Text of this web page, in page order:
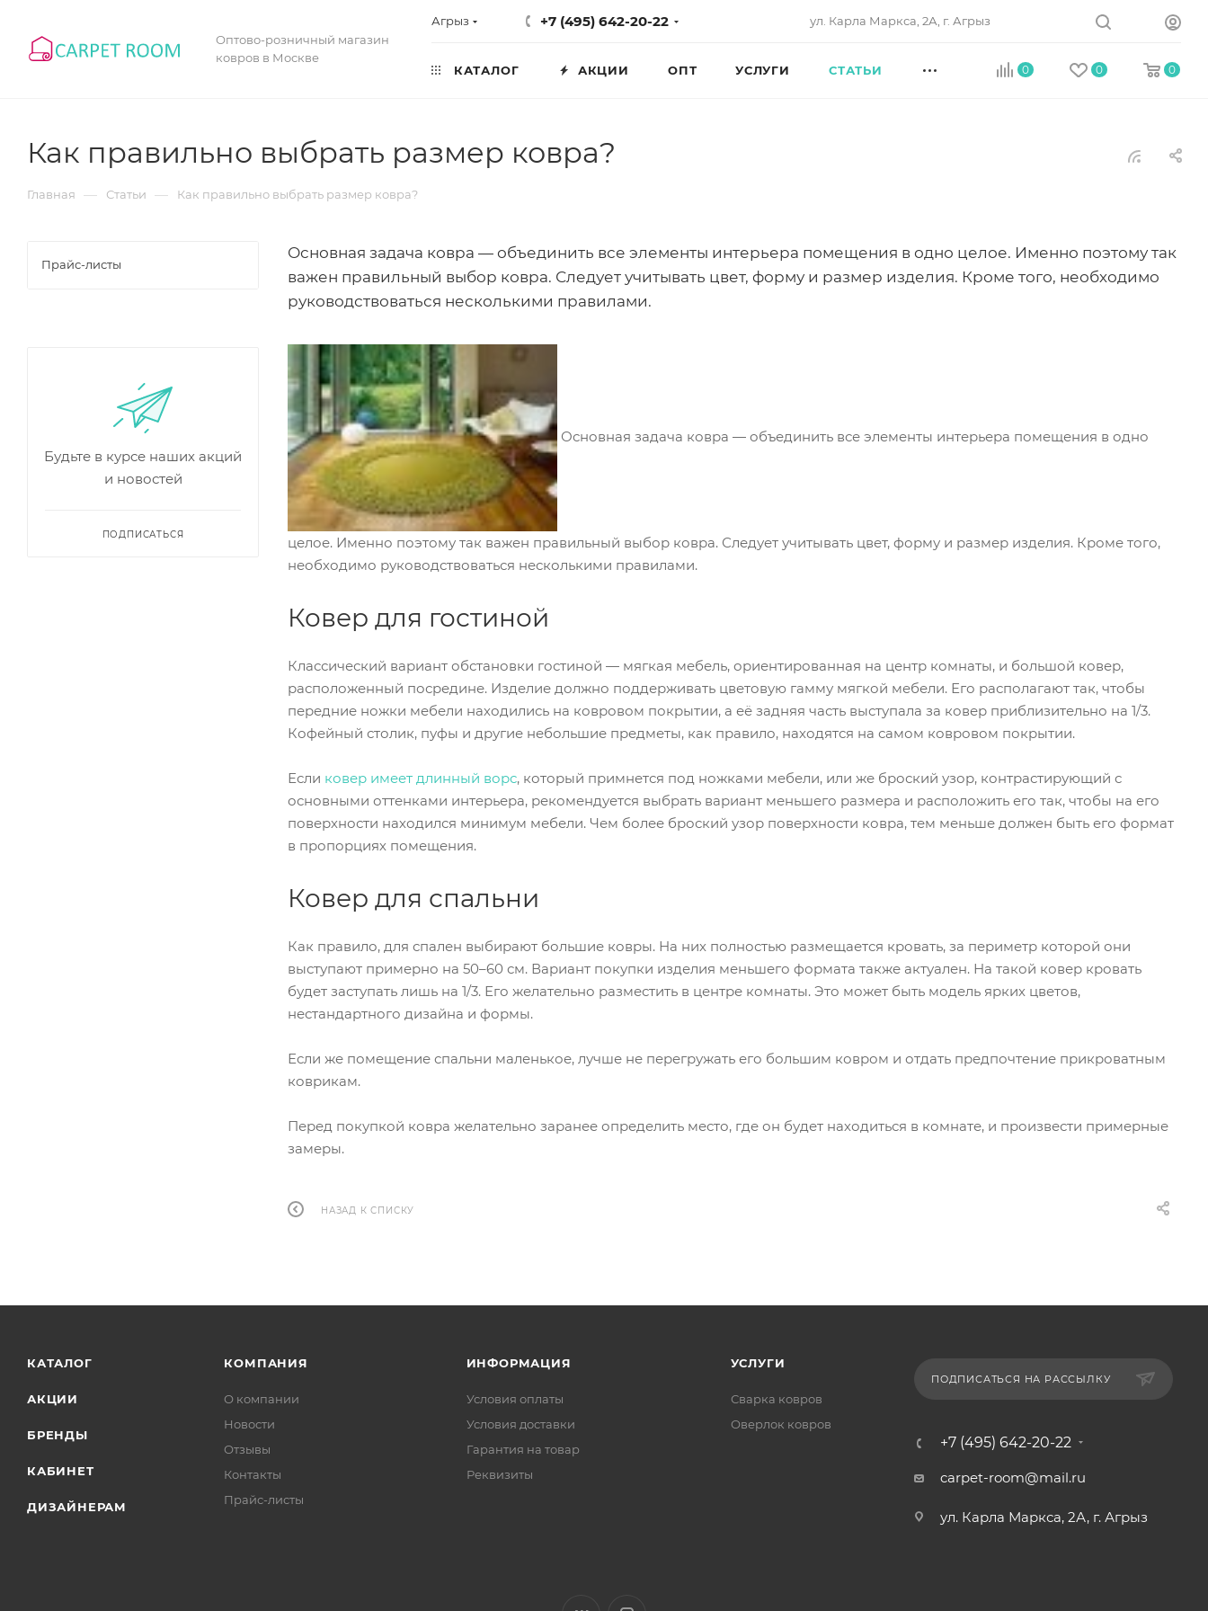
Оптово-розничный магазин
ковров в Москве
Агрыз +7 (495) 642-20-22 ул. Карла Маркса, 2А, г. Агрыз
0 0 0
КАТАЛОГ АКЦИИ ОПТ УСЛУГИ СТАТЬИ
Как правильно выбрать размер ковра?
Главная — Статьи — Как правильно выбрать размер ковра?
Основная задача ковра — объединить все элементы интерьера помещения в одно целое. Именно поэтому так
важен правильный выбор ковра. Следует учитывать цвет, форму и размер изделия. Кроме того, необходимо
руководствоваться несколькими правилами.
Основная задача ковра — объединить все элементы интерьера помещения в одно
целое. Именно поэтому так важен правильный выбор ковра. Следует учитывать цвет, форму и размер изделия. Кроме того,
необходимо руководствоваться несколькими правилами.
Ковер для гостиной
Классический вариант обстановки гостиной — мягкая мебель, ориентированная на центр комнаты, и большой ковер,
расположенный посредине. Изделие должно поддерживать цветовую гамму мягкой мебели. Его располагают так, чтобы
передние ножки мебели находились на ковровом покрытии, а её задняя часть выступала за ковер приблизительно на 1/3.
Кофейный столик, пуфы и другие небольшие предметы, как правило, находятся на самом ковровом покрытии.
Если ковер имеет длинный ворс, который примнется под ножками мебели, или же броский узор, контрастирующий с
основными оттенками интерьера, рекомендуется выбрать вариант меньшего размера и расположить его так, чтобы на его
поверхности находился минимум мебели. Чем более броский узор поверхности ковра, тем меньше должен быть его формат
в пропорциях помещения.
Ковер для спальни
Как правило, для спален выбирают большие ковры. На них полностью размещается кровать, за периметр которой они
выступают примерно на 50–60 см. Вариант покупки изделия меньшего формата также актуален. На такой ковер кровать
будет заступать лишь на 1/3. Его желательно разместить в центре комнаты. Это может быть модель ярких цветов,
нестандартного дизайна и формы.
Если же помещение спальни маленькое, лучше не перегружать его большим ковром и отдать предпочтение прикроватным
коврикам.
Перед покупкой ковра желательно заранее определить место, где он будет находиться в комнате, и произвести примерные
замеры.
НАЗАД К СПИСКУ
Прайс-листы
Будьте в курсе наших акций
и новостей
ПОДПИСАТЬСЯ
КАТАЛОГ
АКЦИИ
БРЕНДЫ
КАБИНЕТ
ДИЗАЙНЕРАМ
КОМПАНИЯ
О компании
Новости
Отзывы
Контакты
Прайс-листы
ИНФОРМАЦИЯ
Условия оплаты
Условия доставки
Гарантия на товар
Реквизиты
УСЛУГИ
Сварка ковров
Оверлок ковров
ПОДПИСАТЬСЯ НА РАССЫЛКУ
+7 (495) 642-20-22
carpet-room@mail.ru
ул. Карла Маркса, 2А, г. Агрыз